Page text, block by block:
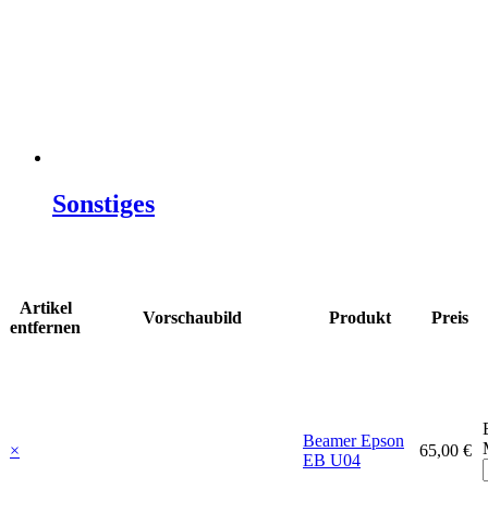
Sonstiges
Artikel
entfernen
Vorschaubild Produkt Preis
×
Beamer Epson
EB U04
65,00 €